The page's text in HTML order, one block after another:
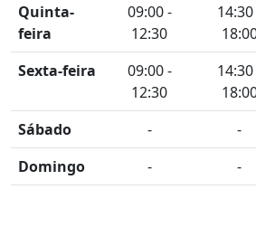
Quinta-
feira
09:00 -
12:30
Sexta-feira
09:00 -
12:30
Sábado - -
Domingo
- -